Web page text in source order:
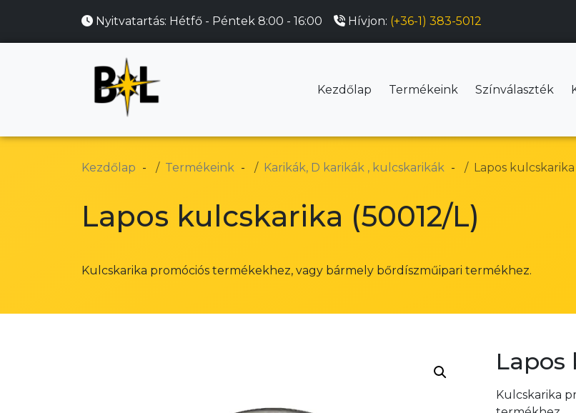
Nyitvatartás: Hétfő - Péntek 8:00 - 16:00 Hívjon: (+36-1) 383-5012
Kezdőlap Termékeink Színválaszték
Kezdőlap Termékeink Karikák, D karikák , kulcskarikák Lapos kulcskarika
Lapos kulcskarika (50012/L)
Kulcskarika promóciós termékekhez, vagy bármely bőrdíszműipari termékhez.
Lapos
Kulcskarika